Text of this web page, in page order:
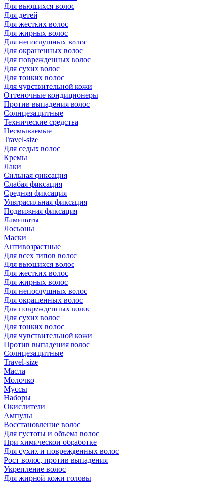
Для вьющихся волос
Для детей
Для жестких волос
Для жирных волос
Для непослушных волос
Для окрашенных волос
Для поврежденных волос
Для сухих волос
Для тонких волос
Для чувствительной кожи
Оттеночные кондиционеры
Против выпадения волос
Солнцезащитные
Технические средства
Несмываемые
Travel-size
Для седых волос
Кремы
Лаки
Сильная фиксация
Слабая фиксация
Средняя фиксация
Ультрасильная фиксация
Подвижная фиксация
Ламинаты
Лосьоны
Маски
Антивозрастные
Для всех типов волос
Для вьющихся волос
Для жестких волос
Для жирных волос
Для непослушных волос
Для окрашенных волос
Для поврежденных волос
Для сухих волос
Для тонких волос
Для чувствительной кожи
Против выпадения волос
Солнцезащитные
Travel-size
Масла
Молочко
Муссы
Наборы
Окислители
Ампулы
Восстановление волос
Для густоты и объема волос
При химической обработке
Для сухих и поврежденных волос
Рост волос, против выпадения
Укрепление волос
Для жирной кожи головы